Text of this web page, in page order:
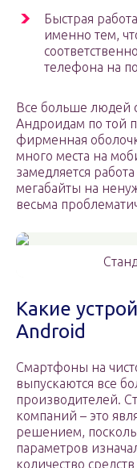
Быстрая
именно тем,
телефона на
Все больше людей
Андроидам по той
фирменная
много места на
замедляется
мегабайты на
весьма
Какие
Android
Смартфоны на
выпускаются все
производителей.
компаний – это
решением,
параметров
количество